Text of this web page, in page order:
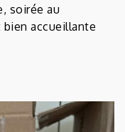
soirée au
bien accueillante